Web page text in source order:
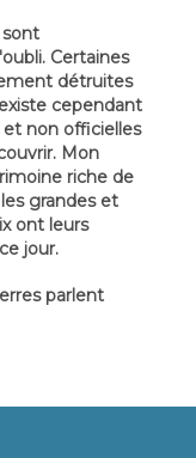
sont
Certaines
détruites
cependant
non officielles
Mon
riche de
grandes et
ont leurs
jour.
parlent